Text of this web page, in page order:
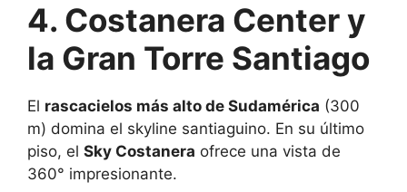
4. Costanera Center y
la Gran Torre Santiago
El rascacielos más alto de Sudamérica (300
m) domina el skyline santiaguino. En su último
piso, el Sky Costanera ofrece una vista de
360° impresionante.